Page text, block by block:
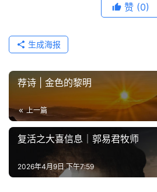
赞 (0)
生成海报
荐诗 | 金色的黎明
上一篇
复活之大喜信息｜郭易君牧师
2026年4月9日 下午7:59